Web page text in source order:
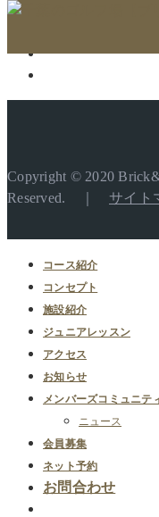
Copyright © 2020
Reserved. ｜ サイト
コース紹介
コンセプト
施設紹介
ジュニアレッスン
アクセス
お知らせ
メンバーズコミュニテ
ニュース
会員募集
ネット予約
お問合わせ